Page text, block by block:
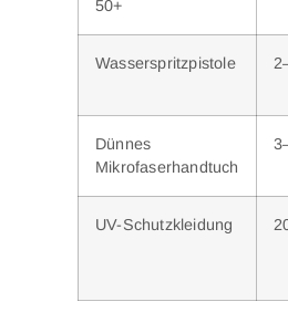
50+
Wasserspritzpistole
Dünnes
Mikrofaserhandtuch
UV-Schutzkleidung